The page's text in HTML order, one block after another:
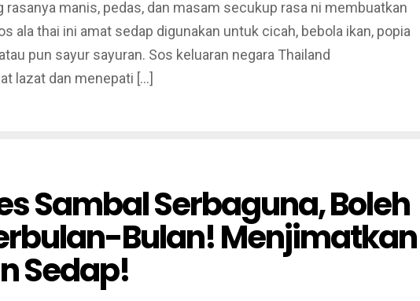
rasanya manis, pedas, dan masam secukup rasa ni membuatkan
ala thai ini amat sedap digunakan untuk cicah, bebola ikan, popia
pun sayur sayuran. Sos keluaran negara Thailand
lazat dan menepati […]
Sambal Serbaguna, Boleh
Bulan! Menjimatkan
Sedap!